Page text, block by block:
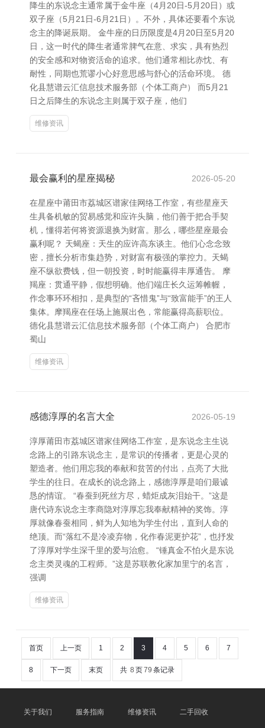
降生的东说念主通常属于金牛座（4月20日-5月20日）或
双子座（5月21日-6月21日）。不外，具体还要看个东说
念主的降诞辰期。 金牛座的日历限度是4月20日至5月20
日，这一时代的降生者通常脾气在意、求实，具有热烈
的安全感和对物资活命的追求。他们通常相比赤忱、有
耐性，同期也荒谬小心好意思感与舒心的活命环境。 德
化县慧谱云汇信息技术服务部（个体工商户） 而5月21
日之后降生的东说念主则属于双子座，他们
维修资讯
最会赢利的星座揭秘 2026-05-20
在星座中莆田市荔城区谱家佳网络工作室，有些星座天
生具备机敏的贸易感觉和应许头脑，他们善于把合手契
机，懂得若何将资源退换为财富。那么，哪些星座最会
赢利呢？ 天蝎座：天生的应许高东谈主。他们心念念致
密，擅长分析市集趋势，对财富有极强的掌控力。天蝎
座不纵欲费钱，但一朝投资，时时能赢得丰厚通告。 摩
羯座：贯通平静，假想明确。他们端庄长久运筹帷幄，
作念事环环相扣，是典型的“吝惜鬼”与“致富能手”的王人
集体。摩羯座在任场上施展出色，常能赢得高薪职位。
德化县慧谱云汇信息技术服务部（个体工商户） 合肥市
蜀山
维修资讯
感德淳厚的名言大全 2026-05-19
淳厚莆田市荔城区谱家佳网络工作室，是东说念主生说
念路上的引路东说念主，是常识的传播者，更是心灵的
塑造者。他们用忘我的奉献和贫苦的付出，点亮了大批
学生的往日。在成长的说念路上，感德淳厚是咱们最诚
恳的情谊。 “春蚕到死丝方尽，蜡炬成灰泪始干。”这是
唐代诗东说念主李商隐对淳厚忘我奉献精神的奖饰。淳
厚就像春蚕相同，鲜为人知地为学生付出，直到人命的
绝顶。而“落红不是冷凌弃物，化作春泥更护花”，也抒发
了淳厚对学生深千里的爱与治愈。 “锤真金不怕火是东说
念主类灵魂的工程师。”这是苏联教化家加里宁的名言，
强调
维修资讯
首页 上一页 1 2 3 4 5 6 7
8 下一页 末页 共 8 页79 条记录
关于我们 服务指南 维修资讯 二手回收